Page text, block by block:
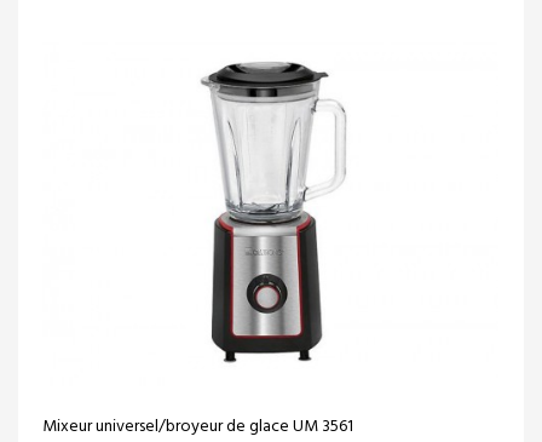
Mixeur universel/broyeur de glace UM 3561